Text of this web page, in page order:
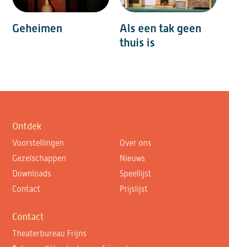
Geheimen
Als een tak geen
thuis is
Ontdek
Voorstellingen
Over ons
Gezelschappen
Nieuws
Downloads
Speellijst
Contact
Prijslijst
Contact
Theaterbureau Frijns